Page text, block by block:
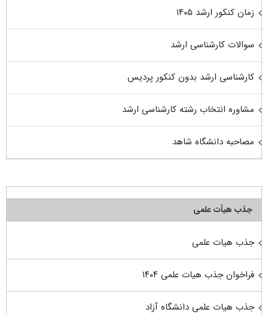
زمان کنکور ارشد ۱۴۰۵
سوالات کارشناسی ارشد
کارشناسی ارشد بدون کنکور پردیس
مشاوره انتخاب رشته کارشناسی ارشد
مصاحبه دانشگاه شاهد
جذب هیأت علمی
جذب هیات علمی
فراخوان جذب هیات علمی ۱۴۰۴
جذب هیات علمی دانشگاه آزاد